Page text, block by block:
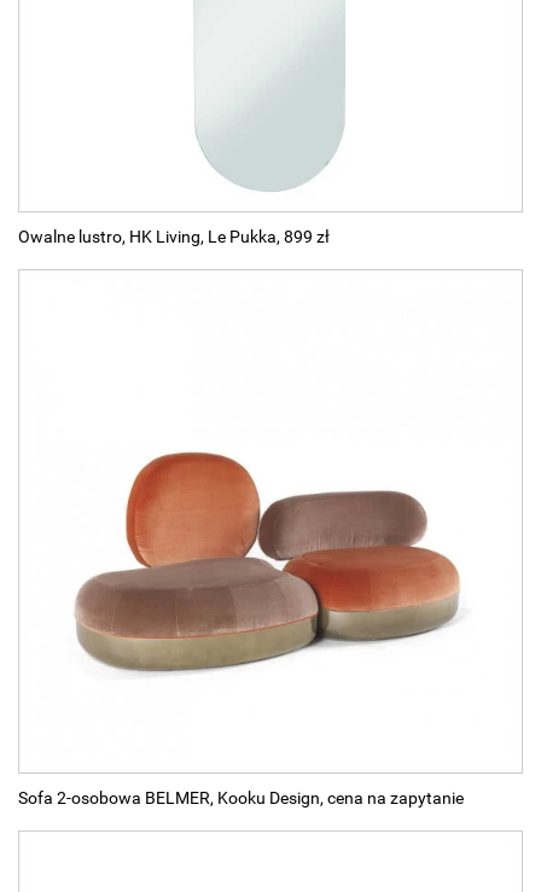
Owalne lustro, HK Living, Le Pukka, 899 zł
Sofa 2-osobowa BELMER, Kooku Design, cena na zapytanie